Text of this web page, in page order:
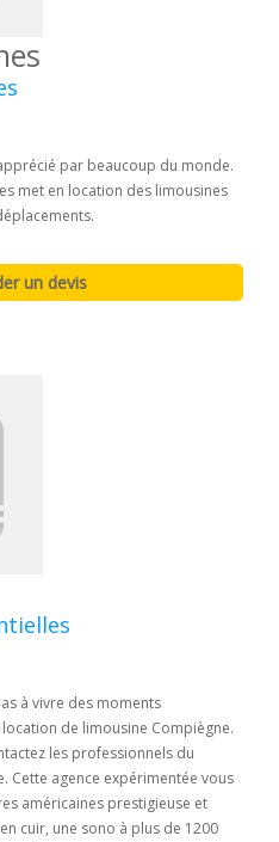
par beaucoup du monde.
met en location des limousines
à vivre des moments
de limousine Compiègne.
les professionnels du
Cette agence expérimentée vous
américaines prestigieuse et
cuir, une sono à plus de 1200